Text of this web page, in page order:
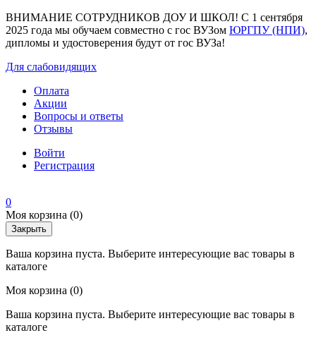
ВНИМАНИЕ СОТРУДНИКОВ ДОУ И ШКОЛ! С 1 сентября
2025 года мы обучаем совместно с гос ВУЗом ЮРГПУ (НПИ),
дипломы и удостоверения будут от гос ВУЗа!
Для слабовидящих
Оплата
Акции
Вопросы и ответы
Отзывы
Войти
Регистрация
0
Моя корзина (0)
Закрыть
Ваша корзина пуста. Выберите интересующие вас товары в
каталоге
Моя корзина (0)
Ваша корзина пуста. Выберите интересующие вас товары в
каталоге